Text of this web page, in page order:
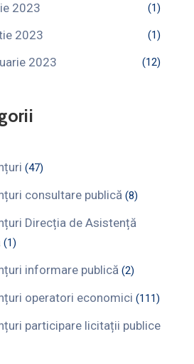
2023 (1)
2023 (1)
2023 (12)
(47)
consultare publică (8)
Direcția de Asistență
(1)
informare publică (2)
operatori economici (111)
participare licitații publice